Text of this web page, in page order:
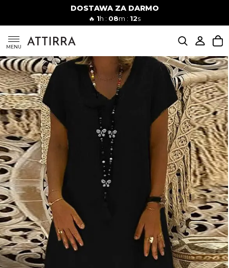
DOSTAWA ZA DARMO
🔥1h :08m :11s
MENU
Mężczyźni
SUKIENKI
KOMPLETY
KOMBINEZONY
DÓŁ DAMSKIE
STROJE KĄPIELOWE
BLUZKI
OBUWIE